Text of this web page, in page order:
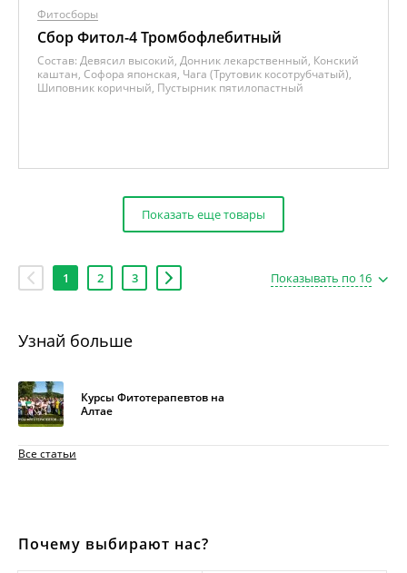
Фитосборы
Сбор Фитол-4 Тромбофлебитный
Состав: Девясил высокий, Донник лекарственный, Конский
каштан, Софора японская, Чага (Трутовик косотрубчатый),
Шиповник коричный, Пустырник пятилопастный
Показать еще товары
1 2 3 Показывать по 16
Узнай больше
Курсы Фитотерапевтов на
Алтае
Все статьи
Почему выбирают нас?